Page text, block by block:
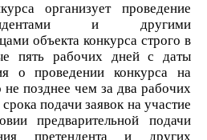
организует проведение
и другими
объекта конкурса строго в
пять рабочих дней с даты
о проведении конкурса
на
позднее чем за два рабочих
ока подачи заявок на участие
предварительной подачи
претендента и других